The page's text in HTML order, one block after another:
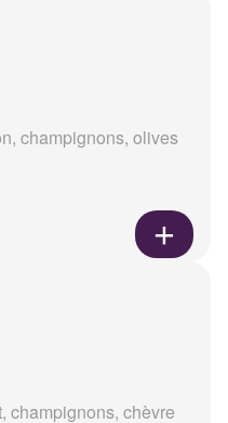
champignons, olives
champignons, chèvre